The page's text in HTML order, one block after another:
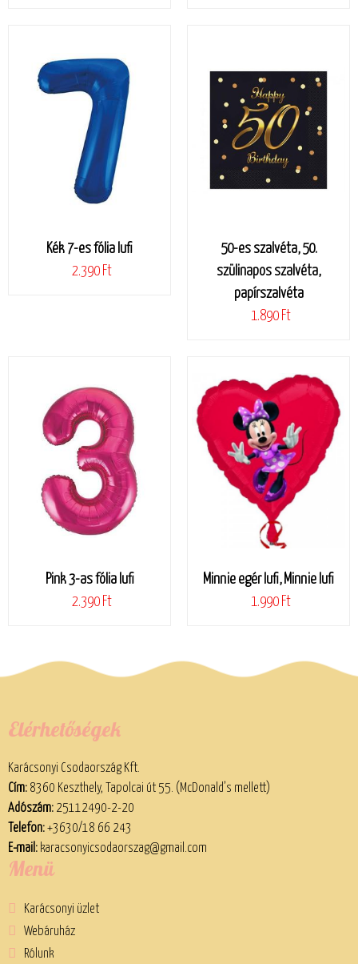
Kék 7-es fólia lufi
2.390 Ft
50-es szalvéta, 50.
szülinapos szalvéta,
papírszalvéta
1.890 Ft
Pink 3-as fólia lufi
2.390 Ft
Minnie egér lufi, Minnie lufi
1.990 Ft
Elérhetőségek
Karácsonyi Csodaország Kft.
Cím:8360 Keszthely, Tapolcai út 55. (McDonald’s mellett)
Adószám:25112490-2-20
Telefon:+3630/18 66 243
E-mail: karacsonyicsodaorszag@gmail.com
Menü
Karácsonyi üzlet
Webáruház
Rólunk